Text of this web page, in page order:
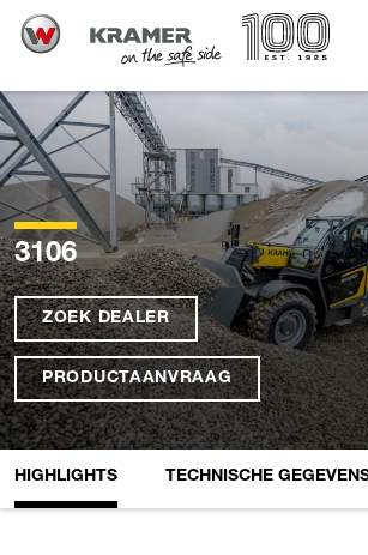
3106
ZOEK DEALER
PRODUCTAANVRAAG
HIGHLIGHTS TECHNISCHE